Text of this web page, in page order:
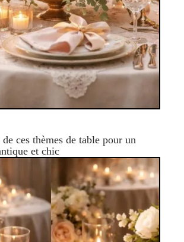
ces thèmes de table pour un
et chic